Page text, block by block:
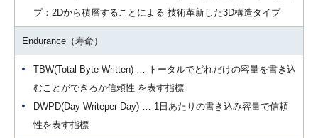
プ：2Dから積層することによる 技術革新した3D構造タイプ
Endurance（寿命）
TBW(Total Byte Written) … トータルでどれだけの容量を書き込
むことができるか信頼性 を表す指標
DWPD(Day Writeper Day) … 1日あたりの書き込み容量で信頼
性を表す指標